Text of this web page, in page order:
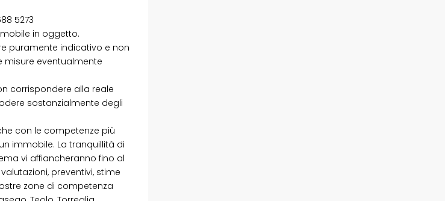
5273
in oggetto.
puramente indicativo e non
misure eventualmente
corrispondere alla reale
sostanzialmente degli
con le competenze più
immobile. La tranquillità di
vi affiancheranno fino al
preventivi, stime
zone di competenza